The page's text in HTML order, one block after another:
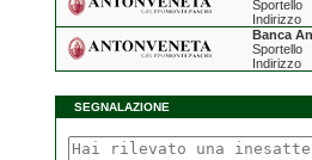
Sportello
Indirizzo
Banca
Sportello
Indirizzo
SEGNALAZIONE